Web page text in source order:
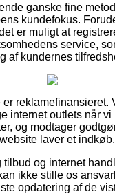
ganske fine
kundefokus.
er muligt at
service,
af kundernes
reklamefinansieret.
internet outlets når
og modtager
laver et indkøb.
tilbud og internet
ikke stille os
opdatering af de